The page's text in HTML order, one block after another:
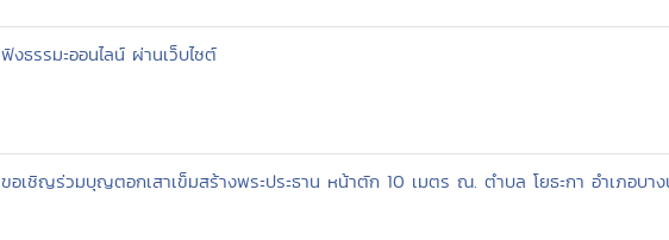
ฟังธรรมะออนไลน์ ผ่านเว็บไซต์
ขอเชิญร่วมบุญตอกเสาเข็มสร้างพระประธาน หน้าตัก 10 เมตร ณ. ตำบล โยธะกา อำเภอบาง